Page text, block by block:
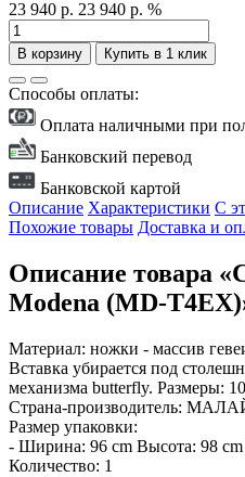
23 940 р. 23 940 р. %
В корзину Купить в 1 клик
Способы оплаты:
Оплата наличными при
Банковский перевод
Банковской картой
Описание Характеристики С
Похожие товары Доставка и
Описание товара
Modena (MD-
Материал: ножки - массив
Вставка убирается под
механизма butterfly. Размеры:
Страна-производитель:
Размер упаковки:
- Ширина: 96 cm Высота: 98 cm
Количество: 1